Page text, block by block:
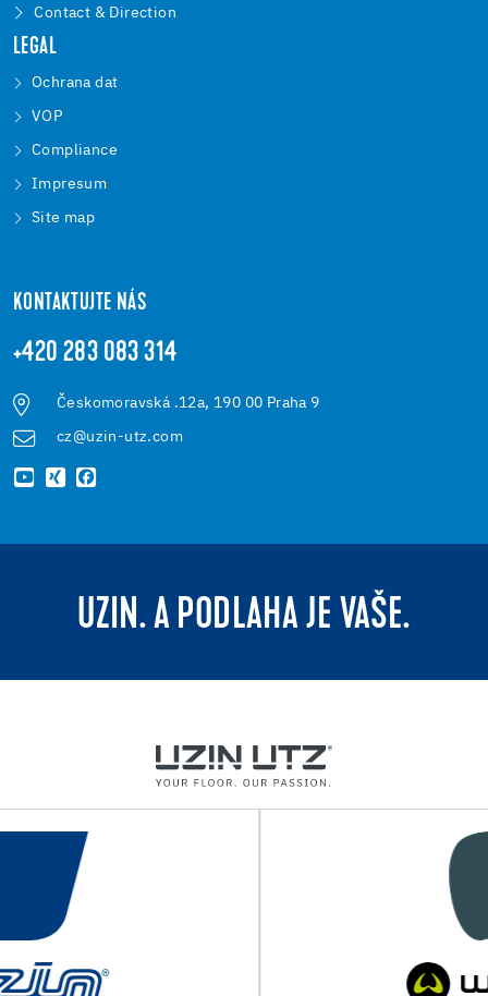
Contact & Direction
LEGAL
Ochrana dat
VOP
Compliance
Impresum
Site map
KONTAKTUJTE NÁS
+420 283 083 314
Českomoravská .12a, 190 00 Praha 9
cz@uzin-utz.com
UZIN. A PODLAHA JE VAŠE.